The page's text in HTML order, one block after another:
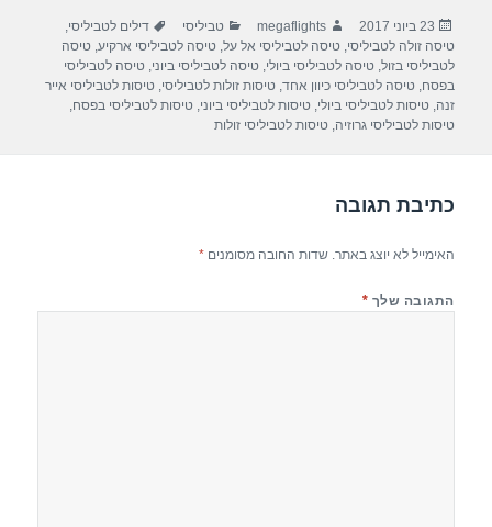
e
b
o
gr
a
m
s
A
p
e
פורסם
בתאריך
23 ביוני 2017 מחבר
megaflights קטגוריות
טביליסי תגיות
דילים לטביליסי,
טיסה זולה לטביליסי,טיסה לטביליסי אל על,טיסה לטביליסי ארקיע,טיסה
לטביליסי בזול,טיסה לטביליסי ביולי,טיסה לטביליסי ביוני,טיסה לטביליסי
בפסח,טיסה לטביליסי כיוון אחד,טיסות זולות לטביליסי,טיסות לטביליסי אייר
זנה,טיסות לטביליסי ביולי,טיסות לטביליסי ביוני,טיסות לטביליסי בפסח,
טיסות לטביליסי גרוזיה,טיסות לטביליסי זולות
כתיבת תגובה
האימייל לא יוצג באתר. שדות החובה מסומנים*
התגובה שלך *